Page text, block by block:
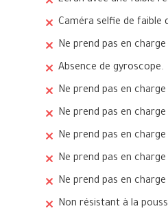
Caméra selfie de faible
Ne prend pas en charge
Absence de gyroscope.
Ne prend pas en
Ne prend pas en charge
Ne prend pas en
Ne prend pas en
Ne prend pas en
Non résistant à la